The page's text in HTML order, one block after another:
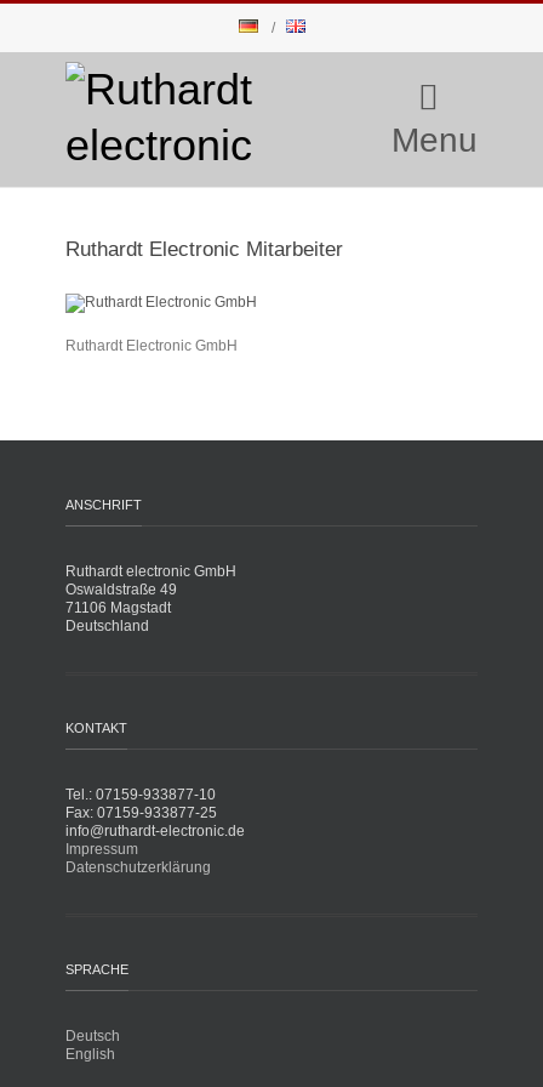
Menu
Ruthardt Electronic Mitarbeiter
Ruthardt Electronic GmbH
ANSCHRIFT
Ruthardt electronic GmbH
Oswaldstraße 49
71106 Magstadt
Deutschland
KONTAKT
Tel.: 07159-933877-10
Fax: 07159-933877-25
info@ruthardt-electronic.de
Impressum
Datenschutzerklärung
SPRACHE
Deutsch
English